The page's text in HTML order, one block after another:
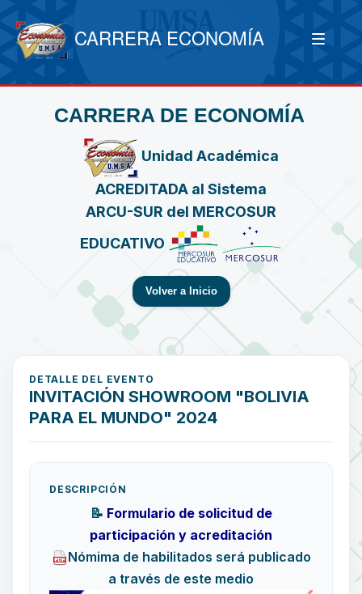
CARRERA ECONOMÍA
CARRERA DE ECONOMÍA
Unidad Académica
ACREDITADA al Sistema
ARCU-SUR del MERCOSUR
EDUCATIVO
Volver a Inicio
DETALLE DEL EVENTO
INVITACIÓN SHOWROOM "BOLIVIA
PARA EL MUNDO" 2024
DESCRIPCIÓN
📝 Formulario de solicitud de
participación y acreditación
Nómima de habilitados será publicado
a través de este medio